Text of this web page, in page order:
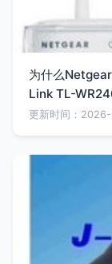
为什么
Link TL-
更新时间：